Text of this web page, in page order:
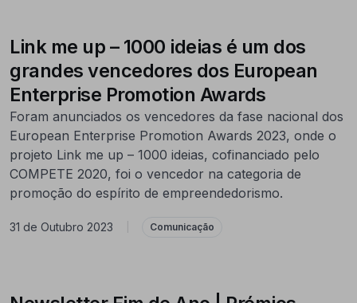
Link me up – 1000 ideias é um dos
grandes vencedores dos European
Enterprise Promotion Awards
Foram anunciados os vencedores da fase nacional dos
European Enterprise Promotion Awards 2023, onde o
projeto Link me up – 1000 ideias, cofinanciado pelo
COMPETE 2020, foi o vencedor na categoria de
promoção do espírito de empreendedorismo.
31 de Outubro 2023 Comunicação